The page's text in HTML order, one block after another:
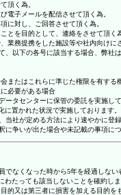
頂く為。
電子メールを配信させて頂く為。
に対し、ご回答させて頂く為。
とを目的として、連絡をさせて頂く
業務提携をした施設等や社内向け
以下の各号に該当する場合、弊社
またはこれらに準じた権限を有する
必要がある場合
タセンターに保管の委託を実施し
置かれた状況で実施しております。
当社が定める方法により速やかに
争いが出た場合や未記載の事項に
でなくなった時から5年を経過しな
たっても該当しないことを確約しま
的又は第三者に損害を加える目的